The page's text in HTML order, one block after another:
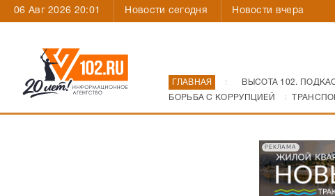
06 Авг 2026 20:01 Новости сегодня Новости вчера
ГЛАВНАЯ ВЫСОТА 102.
БОРЬБА С КОРРУПЦИЕЙ
РЕКЛАМА